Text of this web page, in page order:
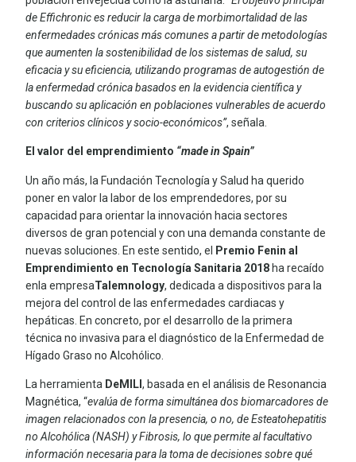
de Effichronic es reducir la carga de morbimortalidad de las
enfermedades crónicas más comunes a partir de metodologías
que aumenten la sostenibilidad de los sistemas de salud, su
eficacia y su eficiencia, utilizando programas de autogestión de
la enfermedad crónica basados en la evidencia científica y
buscando su aplicación en poblaciones vulnerables de acuerdo
con criterios clínicos y socio-económicos”, señala.
El valor del emprendimiento “made in Spain”
Un año más, la Fundación Tecnología y Salud ha querido
poner en valor la labor de los emprendedores, por su
capacidad para orientar la innovación hacia sectores
diversos de gran potencial y con una demanda constante de
nuevas soluciones. En este sentido, el Premio Fenin al
Emprendimiento en Tecnología Sanitaria 2018ha recaído
enla empresaTalemnology, dedicada a dispositivos para la
mejora del control de las enfermedades cardiacas y
hepáticas. En concreto, por el desarrollo de la primera
técnica no invasiva para el diagnóstico de la Enfermedad de
Hígado Graso no Alcohólico.
La herramienta DeMILI , basada en el análisis de Resonancia
Magnética, “evalúa de forma simultánea dos biomarcadores de
imagen relacionados con la presencia, o no, de Esteatohepatitis
no Alcohólica (NASH) y Fibrosis, lo que permite al facultativo
información necesaria para la toma de decisiones sobre qué